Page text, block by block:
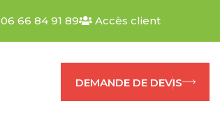
06 66 84 91 89 Accès client
DEMANDE DE DEVIS